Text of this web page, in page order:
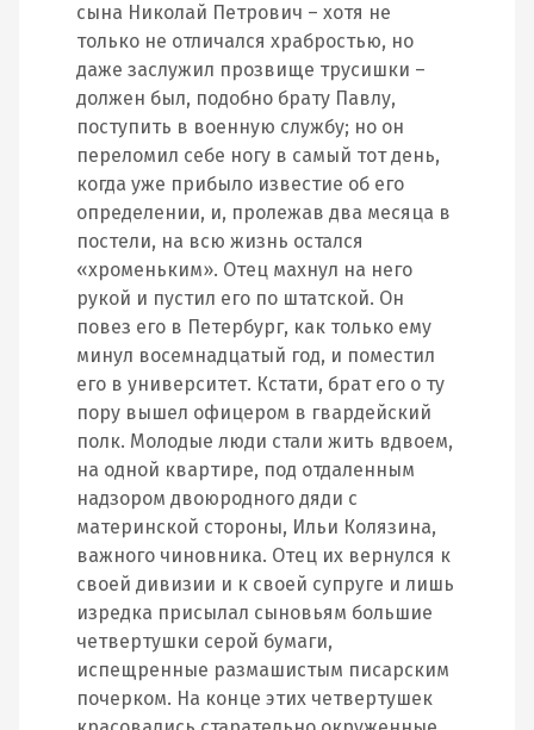
сына Николай Петрович – хотя не
только не отличался храбростью, но
даже заслужил прозвище трусишки –
должен был, подобно брату Павлу,
поступить в военную службу; но он
переломил себе ногу в самый тот день,
когда уже прибыло известие об его
определении, и, пролежав два месяца в
постели, на всю жизнь остался
«хроменьким». Отец махнул на него
рукой и пустил его по штатской. Он
повез его в Петербург, как только ему
минул восемнадцатый год, и поместил
его в университет. Кстати, брат его о ту
пору вышел офицером в гвардейский
полк. Молодые люди стали жить вдвоем,
на одной квартире, под отдаленным
надзором двоюродного дяди с
материнской стороны, Ильи Колязина,
важного чиновника. Отец их вернулся к
своей дивизии и к своей супруге и лишь
изредка присылал сыновьям большие
четвертушки серой бумаги,
испещренные размашистым писарским
почерком. На конце этих четвертушек